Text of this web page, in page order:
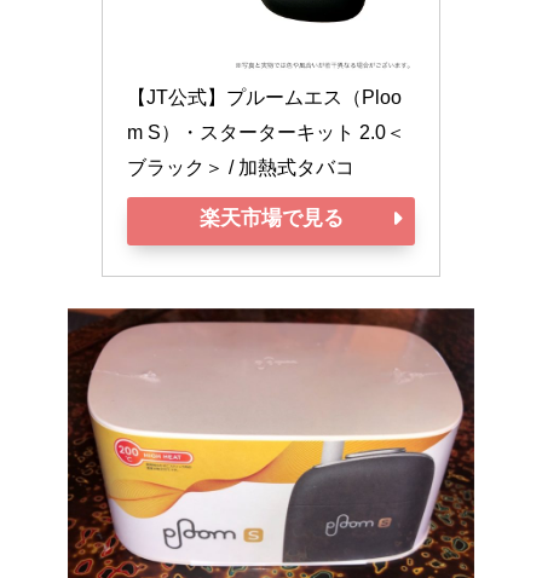
【JT公式】プルームエス（Ploo
m S）・スターターキット 2.0＜
ブラック＞ / 加熱式タバコ
楽天市場で見る